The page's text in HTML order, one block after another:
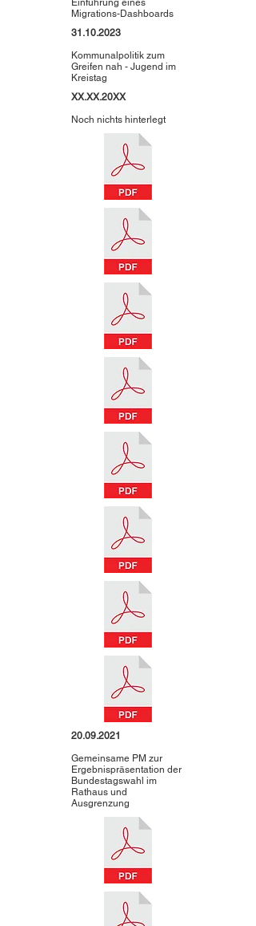
Einführung eines
Migrations-Dashboards
31.10.2023
Kommunalpolitik zum
Greifen nah - Jugend im
Kreistag
XX.XX.20XX
Noch nichts hinterlegt
20.09.2021
Gemeinsame PM zur
Ergebnispräsentation der
Bundestagswahl im
Rathaus und
Ausgrenzung